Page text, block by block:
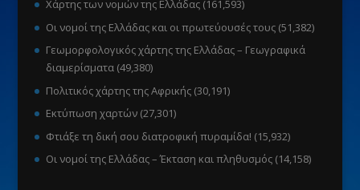
Χάρτης των νομών της Ελλάδας (161,593)
Οι νομοί της Ελλάδας και οι πρωτεύουσές τους (51,382)
Γεωμορφολογικός χάρτης της Ελλάδας – Γεωγραφικά
διαμερίσματα (49,380)
Πολιτικός χάρτης της Αφρικής (30,191)
Εκτύπωση χαρτών (27,301)
Φτιάξε τη δική σου διατροφική πυραμίδα! (15,932)
Οι νομοί της Ελλάδας – Έκταση και πληθυσμός (14,158)